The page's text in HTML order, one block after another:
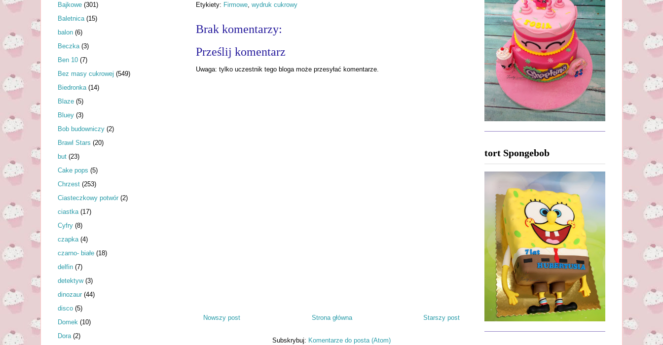
Etykiety: Firmowe wydruk cukrowy
Brak komentarzy:
Prześlij komentarz
Uwaga: tylko uczestnik tego bloga może przesyłać komentarze.
Nowszy post Starszy post
Strona główna
Subskrybuj: Komentarze do posta (Atom)
Bajkowe (301)
Baletnica (15)
balon (6)
Beczka (3)
Ben 10 (7)
Bez masy cukrowej (549)
Biedronka (14)
Blaze (5)
Bluey (3)
Bob budowniczy (2)
Brawl Stars (20)
but (23)
Cake pops (5)
Chrzest (253)
Ciasteczkowy potwór (2)
ciastka (17)
Cyfry (8)
czapka (4)
czarno- białe (18)
delfin (7)
detektyw (3)
dinozaur (44)
disco (5)
Domek (10)
Dora (2)
tort Spongebob